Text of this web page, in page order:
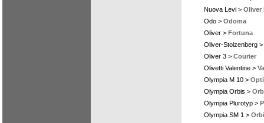
Nuova Levi > Oliver
Odo > Odoma
Oliver > Fortuna
Oliver-Stolzenberg >
Oliver 3 > Courier
Olivetti Valentine >
Olympia M 10 >
Olympia Orbis >
Olympia Plurotyp >
Olympia SM 1 >